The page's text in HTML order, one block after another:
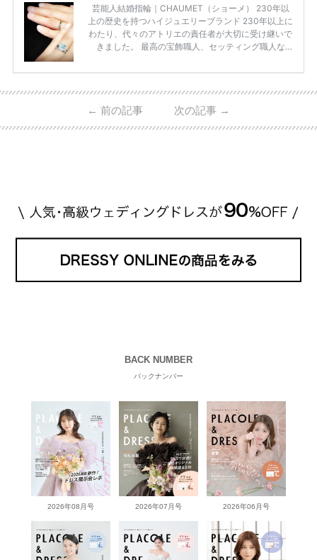
芸能人結婚指輪｜CHAUMET（ショーメ） 230年以
上の歴史を持つハイジュエリーブランド 230年以上に
わたり、代々のアトリエの責任者が大切に受け継いで
きました。 最高の宝飾職人、セッティング職人な
高品質の宝石を扱っています。 至高のデザインと品
ん・魔裟斗さんの婚約指輪 魔裟斗さんが矢沢さんに
贈られた指輪は1カラットのものです。 ショーメの価
← 前の記事 次の記事 →
BACK NUMBER
バックナンバー
2026年08月号 2026年07月号 2026年06月号